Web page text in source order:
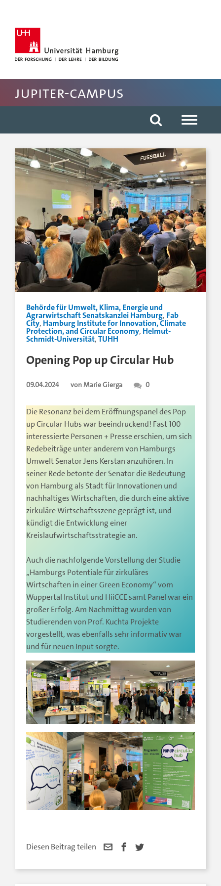
Rechte Spalte anspringen
Fussbereich der Seite anspringen
JUPITER-CAMPUS
Behörde für Umwelt, Klima, Energie und
Agrarwirtschaft Senatskanzlei Hamburg, Fab
City, Hamburg Institute for Innovation, Climate
Protection, and Circular Economy, Helmut-
Schmidt-Universität,TUHH
Opening Pop up Circular Hub
09.04.2024 von Marie Gierga 0
Die Resonanz bei dem Eröffnungspanel des Pop
up Circular Hubs war beeindruckend! Fast 100
interessierte Personen + Presse erschien, um sich
Redebeiträge unter anderem von Hamburgs
Umwelt Senator Jens Kerstan anzuhören. In
seiner Rede betonte der Senator die Bedeutung
von Hamburg als Stadt für Innovationen und
nachhaltiges Wirtschaften, die durch eine aktive
zirkuläre Wirtschaftsszene geprägt ist, und
kündigt die Entwicklung einer
Kreislaufwirtschaftsstrategie an.
Auch die nachfolgende Vorstellung der Studie
„Hamburgs Potentiale für zirkuläres
Wirtschaften in einer Green Economy“ vom
Wuppertal Institut und HiiCCE samt Panel war ein
großer Erfolg. Am Nachmittag wurden von
Studierenden von Prof. Kuchta Projekte
vorgestellt, was ebenfalls sehr informativ war
und für neuen Input sorgte.
Diesen Beitrag teilen